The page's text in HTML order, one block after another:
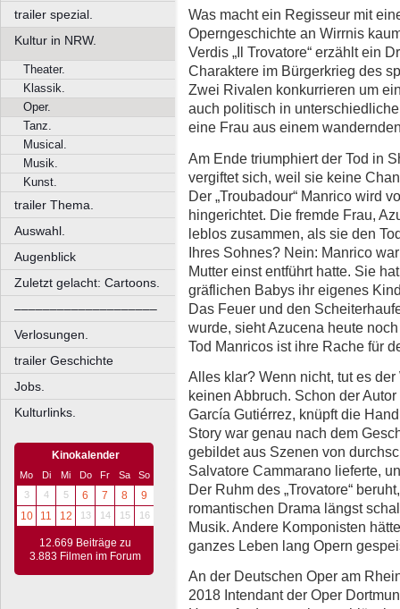
trailer spezial.
Kultur in NRW.
Theater.
Klassik.
Oper.
Tanz.
Musical.
Musik.
Kunst.
trailer Thema.
Auswahl.
Augenblick
Zuletzt gelacht: Cartoons.
––––––––––––––––––––
Verlosungen.
trailer Geschichte
Jobs.
Kulturlinks.
Kinokalender
Mo Di Mi Do Fr Sa
So
3
4 5 6 7 8
9
10
11 12 13 14 15 16
12.669 Beiträge zu
3.883 Filmen im Forum
Was macht ein Regisseur mit
Operngeschichte an Wirrnis
Verdis „Il Trovatore“ erzählt ein
Charaktere im Bürgerkrieg des
Zwei Rivalen konkurrieren um
auch politisch in
eine Frau aus einem
Am Ende triumphiert der Tod in
vergiftet sich, weil sie keine
Der „Troubadour“ Manrico wird
hingerichtet. Die fremde Frau,
leblos zusammen, als sie den
Ihres Sohnes? Nein: Manrico
Mutter einst entführt hatte. Sie
gräflichen Babys ihr eigenes
Das Feuer und den
wurde, sieht Azucena heute
Tod Manricos ist ihre Rache für
Alles klar? Wenn nicht, tut es
keinen Abbruch. Schon der
García Gutiérrez, knüpft die
Story war genau nach dem
gebildet aus Szenen von
Salvatore Cammarano lieferte,
Der Ruhm des „Trovatore“
romantischen Drama längst
Musik. Andere Komponisten
ganzes Leben lang Opern
An der Deutschen Oper am
2018 Intendant der Oper